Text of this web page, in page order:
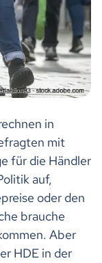
in
mit
für die Händler
auf,
oder den
brauche
Aber
HDE in der